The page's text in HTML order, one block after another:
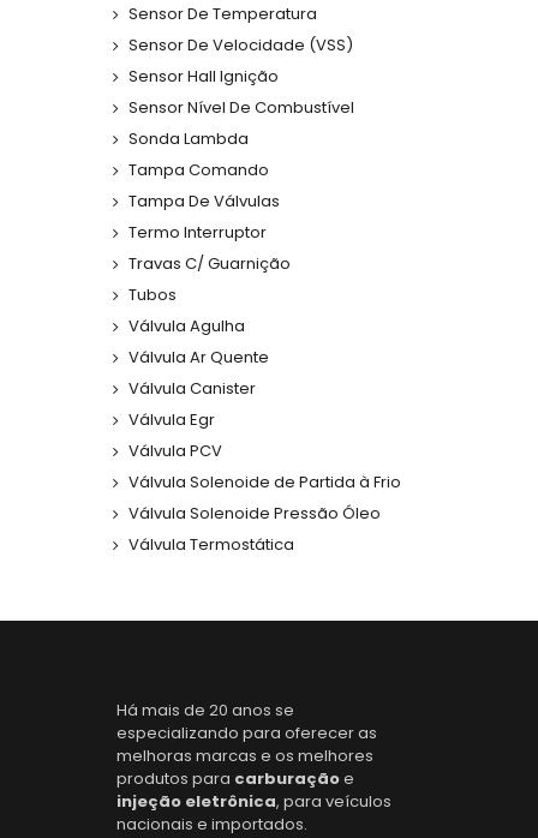
Sensor De Temperatura
Sensor De Velocidade (VSS)
Sensor Hall Ignição
Sensor Nível De Combustível
Sonda Lambda
Tampa Comando
Tampa De Válvulas
Termo Interruptor
Travas C/ Guarnição
Tubos
Válvula Agulha
Válvula Ar Quente
Válvula Canister
Válvula Egr
Válvula PCV
Válvula Solenoide de Partida à Frio
Válvula Solenoide Pressão Óleo
Válvula Termostática
Há mais de 20 anos se
especializando para oferecer as
melhoras marcas e os melhores
produtos para carburaçãoe
injeção eletrônica, para veículos
nacionais e importados.